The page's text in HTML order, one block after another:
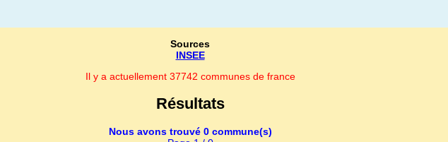
Sources
INSEE
Il y a actuellement 37742 communes de france
Résultats
Nous avons trouvé 0 commune(s)